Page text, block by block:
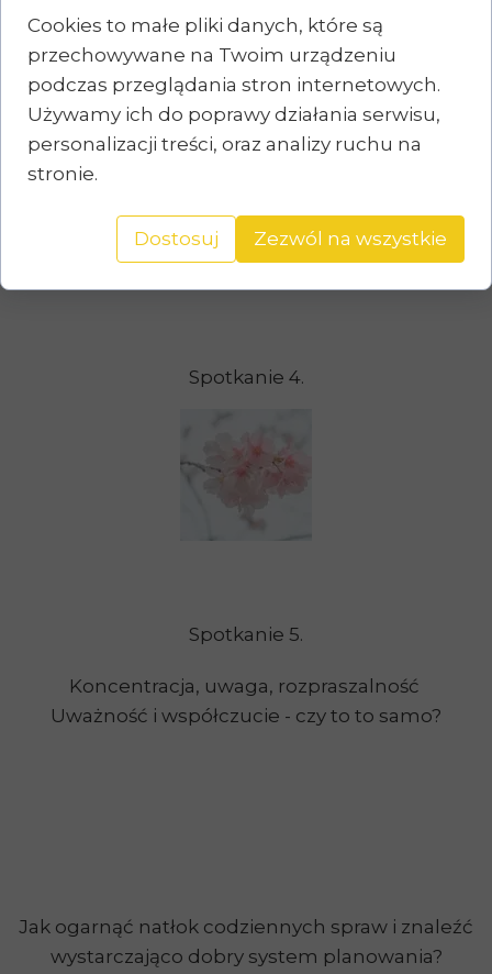
Jak ogarnąć natłok codziennych spraw i znaleźć
wystarczająco dobry system planowania?
Spotkanie 5.
Koncentracja, uwaga, rozpraszalność
Uważność i współczucie - czy to to samo?
Spotkanie 4.
Spotkanie 3.
Cookies to małe pliki danych, które są
przechowywane na Twoim urządzeniu
podczas przeglądania stron internetowych.
Używamy ich do poprawy działania serwisu,
personalizacji treści, oraz analizy ruchu na
stronie.
Dostosuj Zezwól na wszystkie